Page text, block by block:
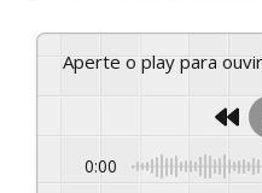
Aperte o play para
0:00